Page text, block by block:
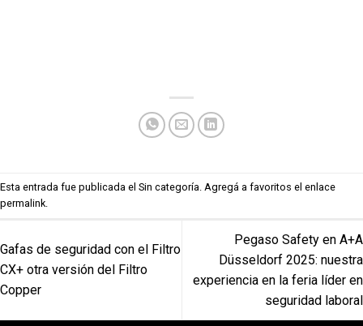
Esta entrada fue publicada el Sin categoría . Agregá a favoritos el enlace
permalink
Gafas de seguridad con el Filtro
CX+ otra versión del Filtro
Copper
Pegaso Safety en A+A
Düsseldorf 2025: nuestra
experiencia en la feria líder en
seguridad laboral